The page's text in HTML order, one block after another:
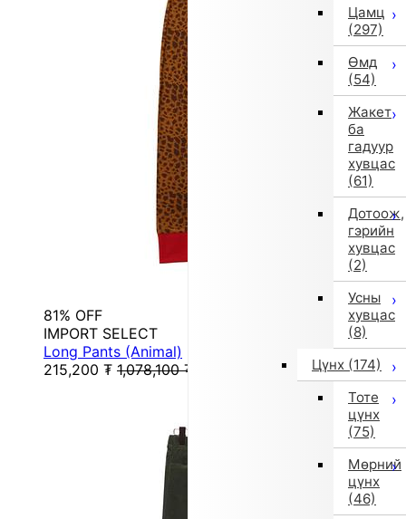
Цамц
(297)
Өмд
(54)
Жакет
ба
гадуур
хувцас
(61)
Дотоож,
гэрийн
хувцас
(2)
Усны
хувцас
(8)
Цүнх (174)
Тоте
цүнх
(75)
Мөрний
цүнх
(46)
81% OFF
IMPORT SELECT
Long Pants (Animal)
215,200 ₮ 1,078,100 ₮